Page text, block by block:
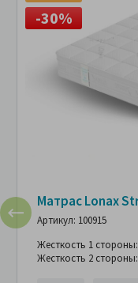
-30%
Матрас Lonax
Артикул: 100915
Жесткость 1 стороны:
Жесткость 2 стороны: